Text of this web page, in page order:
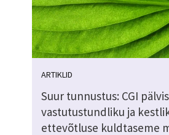
ARTIKLID
Suur tunnustus: CGI pälvis
vastutustundliku ja
ettevõtluse kuldtaseme